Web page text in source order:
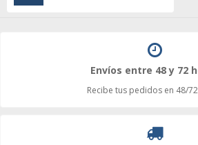
Envíos entre 48 y 72
Recibe tus pedidos en 48/